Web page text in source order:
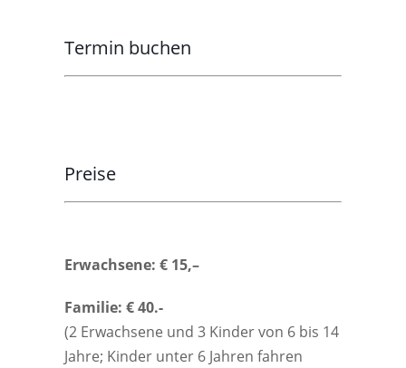
Termin buchen
Preise
Erwachsene: € 15,–
Familie: € 40.-
(2 Erwachsene und 3 Kinder von 6 bis 14
Jahre; Kinder unter 6 Jahren fahren